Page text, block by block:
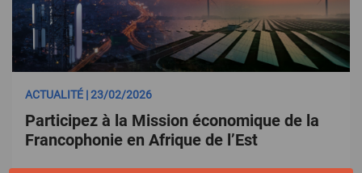
ACTUALITÉ | 23/02/2026
Participez à la Mission économique de la
Francophonie en Afrique de l’Est